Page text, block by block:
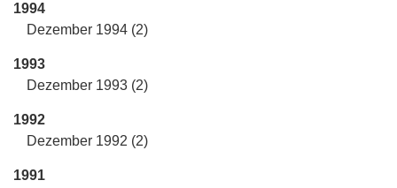
1994
Dezember 1994 (2)
1993
Dezember 1993 (2)
1992
Dezember 1992 (2)
1991